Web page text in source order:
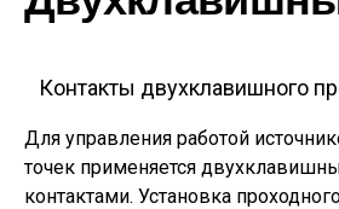
Контакты двухклавишного
Для управления работой
точек применяется
контактами. Установка